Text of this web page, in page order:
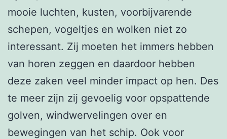
mooie luchten, kusten, voorbijvarende
schepen, vogeltjes en wolken niet zo
interessant. Zij moeten het immers hebben
van horen zeggen en daardoor hebben
deze zaken veel minder impact op hen. Des
te meer zijn zij gevoelig voor opspattende
golven, windwervelingen over en
bewegingen van het schip. Ook voor